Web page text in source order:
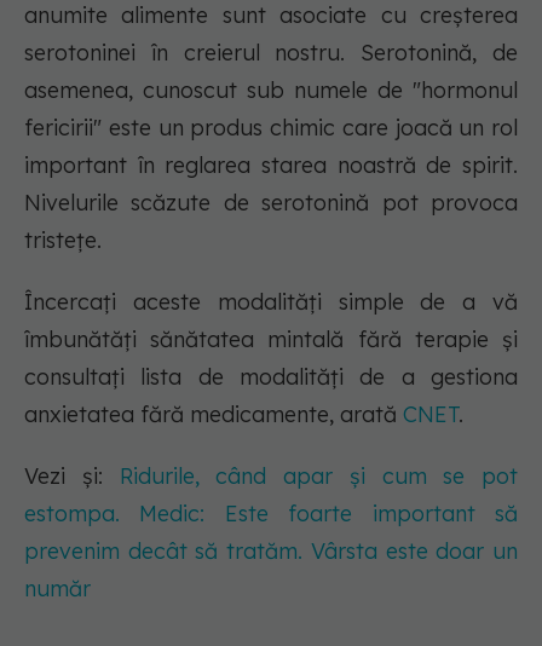
anumite alimente sunt asociate cu creșterea
serotoninei în creierul nostru. Serotonină, de
asemenea, cunoscut sub numele de "hormonul
fericirii" este un produs chimic care joacă un rol
important în reglarea starea noastră de spirit.
Nivelurile scăzute de serotonină pot provoca
tristețe.
Încercați aceste modalități simple de a vă
îmbunătăți sănătatea mintală fără terapie și
consultați lista de modalități de a gestiona
anxietatea fără medicamente, arată CNET.
Vezi și: Ridurile, când apar și cum se pot
estompa. Medic: Este foarte important să
prevenim decât să tratăm. Vârsta este doar un
număr